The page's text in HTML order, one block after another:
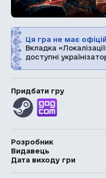
Ця гра не має
Вкладка
доступні
Придбати гру
Розробник
Видавець
Дата виходу гри